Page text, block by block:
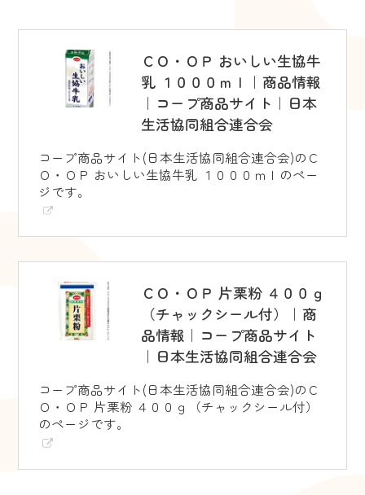
ＣＯ・ＯＰ おいしい生協牛
乳 １０００ｍｌ｜商品情報
｜コープ商品サイト｜日本
生活協同組合連合会
コープ商品サイト(日本生活協同組合連合会)のＣ
Ｏ・ＯＰ おいしい生協牛乳 １０００ｍｌのペー
ジです。
ＣＯ・ＯＰ 片栗粉 ４００ｇ
（チャックシール付）｜商
品情報｜コープ商品サイト
｜日本生活協同組合連合会
コープ商品サイト(日本生活協同組合連合会)のＣ
Ｏ・ＯＰ 片栗粉 ４００ｇ（チャックシール付）
のページです。